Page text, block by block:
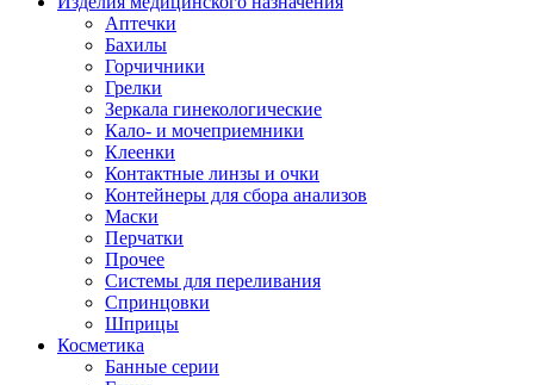
Аптечки
Бахилы
Горчичники
Грелки
Зеркала гинекологические
Кало- и мочеприемники
Клеенки
Контактные линзы и очки
Контейнеры для сбора анализов
Маски
Перчатки
Прочее
Системы для переливания
Спринцовки
Шприцы
Косметика
Банные серии